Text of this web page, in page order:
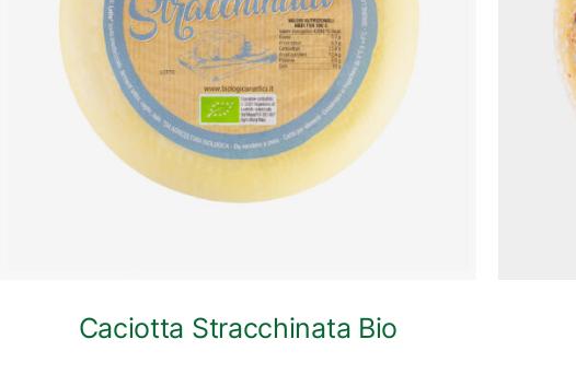
ANTEPRIMA RAPIDA
Caciotta Stracchinata Bio